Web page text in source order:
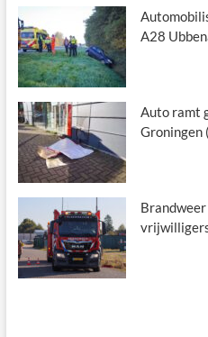
A28
Auto ramt
Groningen